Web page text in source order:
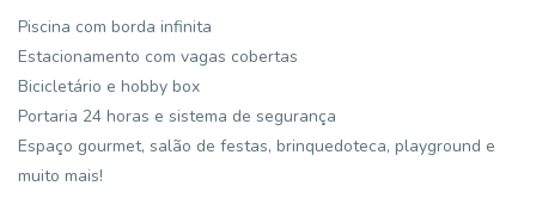
Piscina com borda infinita
Estacionamento com vagas cobertas
Bicicletário e hobby box
Portaria 24 horas e sistema de segurança
Espaço gourmet, salão de festas, brinquedoteca, playground e
muito mais!